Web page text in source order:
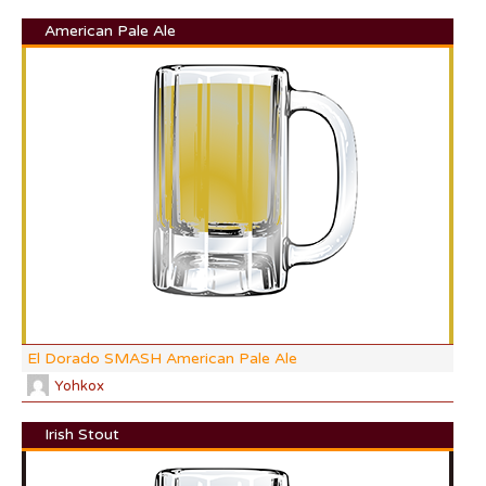
American Pale Ale
El Dorado SMASH American Pale Ale
Yohkox
Irish Stout